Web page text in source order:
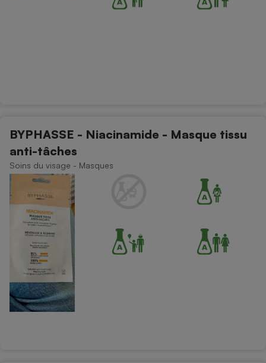
BYPHASSE - Niacinamide - Masque tissu
anti-tâches
Soins du visage - Masques